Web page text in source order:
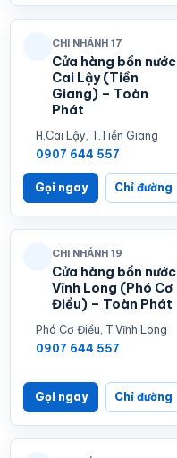
CHI NHÁNH 17
Cửa hàng bồn nước
Cai Lậy (Tiền
Giang) – Toàn
Phát
H.Cai Lậy, T.Tiền Giang
0907 644 557
Gọi ngay Chỉ đường
CHI NHÁNH 19
Cửa hàng bồn nước
Vĩnh Long (Phó Cơ
Điều) – Toàn Phát
Phó Cơ Điều, T.Vĩnh Long
0907 644 557
Gọi ngay Chỉ đường